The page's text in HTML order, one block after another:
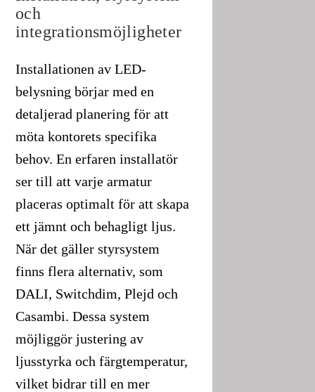
och
integrationsmöjligheter
Installationen av LED-
belysning börjar med en
detaljerad planering för att
möta kontorets specifika
behov. En erfaren installatör
ser till att varje armatur
placeras optimalt för att skapa
ett jämnt och behagligt ljus.
När det gäller styrsystem
finns flera alternativ, som
DALI, Switchdim, Plejd och
Casambi. Dessa system
möjliggör justering av
ljusstyrka och färgtemperatur,
vilket bidrar till en mer